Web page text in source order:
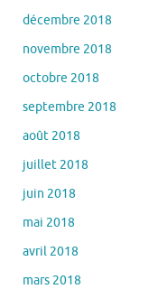
décembre 2018
novembre 2018
octobre 2018
septembre 2018
août 2018
juillet 2018
juin 2018
mai 2018
avril 2018
mars 2018